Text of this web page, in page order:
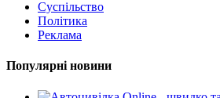
Суспільство
Політика
Реклама
Популярні новини